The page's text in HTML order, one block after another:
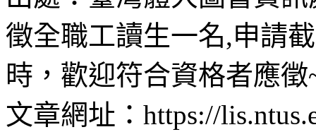
徵全職工讀生一名,申請
時，歡迎符合資格者應徵
文章網址：https://